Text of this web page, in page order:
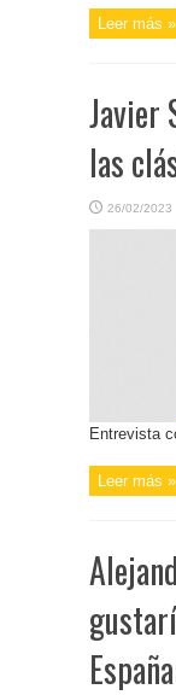
Leer más »
Javier
las
26/02/2023
Entrevista
Leer más »